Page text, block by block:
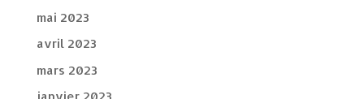
mai 2023
avril 2023
mars 2023